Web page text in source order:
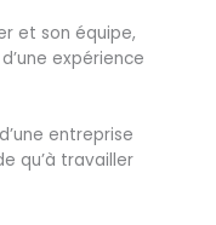
et son équipe,
expérience
entreprise
qu’à travailler